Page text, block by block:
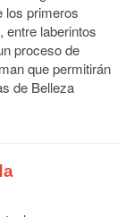
los primeros
entre laberintos
proceso de
que permitirán
de Belleza